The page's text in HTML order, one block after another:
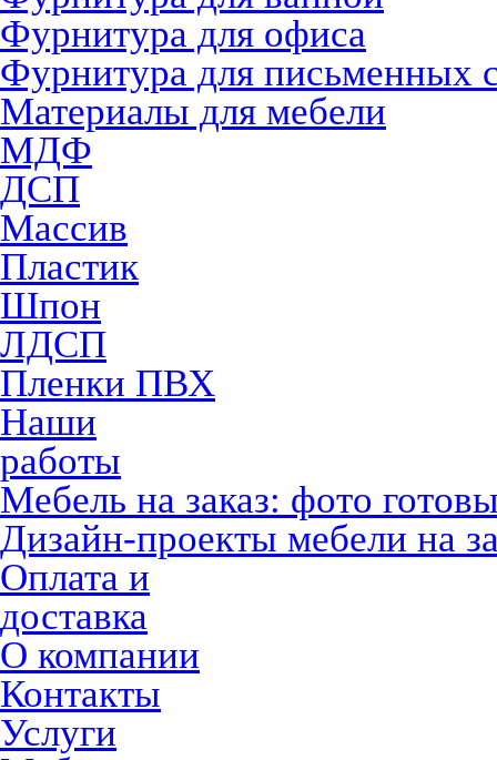
Фурнитура для офиса
Фурнитура для письменных
Материалы для мебели
МДФ
ДСП
Массив
Пластик
Шпон
ЛДСП
Пленки ПВХ
Наши
работы
Мебель на заказ: фото
Дизайн-проекты мебели на
Оплата и
доставка
О компании
Контакты
Услуги